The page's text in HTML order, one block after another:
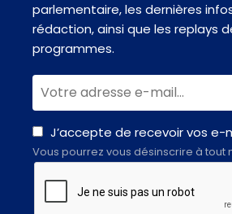
parlementaire, les dernières
rédaction, ainsi que les replays
programmes.
J’accepte de recevoir vos e-
Vous pourrez vous désinscrire à tout